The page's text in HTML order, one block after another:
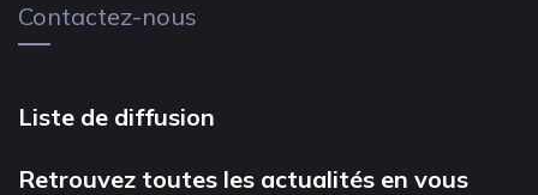
Contactez-nous
Liste de diffusion
Retrouvez toutes les actualités en vous